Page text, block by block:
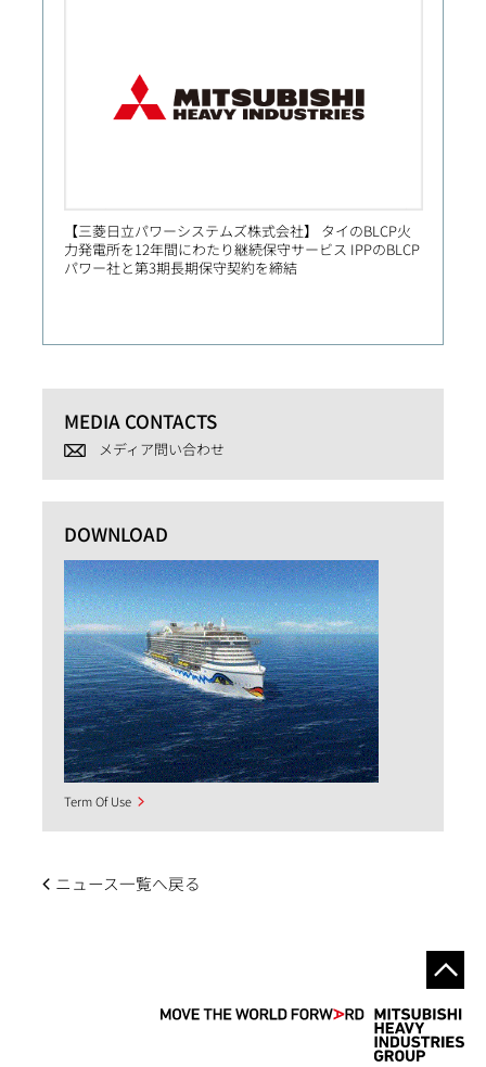
【三菱日立パワーシステムズ株式会社】 タイのBLCP火
力発電所を12年間にわたり継続保守サービス IPPのBLCP
パワー社と第3期長期保守契約を締結
MEDIA CONTACTS
メディア問い合わせ
DOWNLOAD
Term Of Use
ニュース一覧へ戻る